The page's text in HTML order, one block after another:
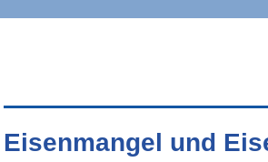
Eisenmangel und